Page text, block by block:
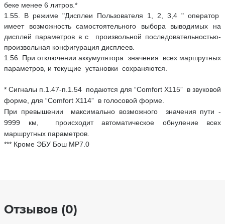
беке менее 6 литров.*
1.55. В режиме "Дисплеи Пользователя 1, 2, 3,4 " оператор
имеет возможность самостоятельного выбора выводимых на
дисплей параметров в с произвольной последовательностью-
произвольная конфигурация дисплеев.
1.56. При отключении аккумулятора значения всех маршрутных
параметров, и текущие установки сохраняются.
* Сигналы п.1.47-п.1.54 подаются для “Comfort X115” в звуковой
форме, для “Comfort X114” в голосовой форме.
При превышении максимально возможного значения пути -
9999 км, происходит автоматическое обнуление всех
маршрутных параметров.
*** Кроме ЭБУ Бош МР7.0
Отзывов (0)